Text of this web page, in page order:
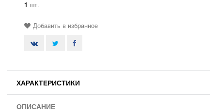
1 шт.
Добавить в избранное
ХАРАКТЕРИСТИКИ
ОПИСАНИЕ